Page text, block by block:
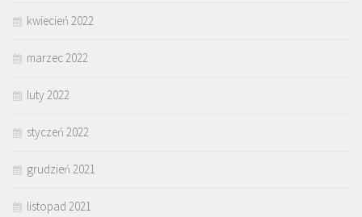
kwiecień 2022
marzec 2022
luty 2022
styczeń 2022
grudzień 2021
listopad 2021